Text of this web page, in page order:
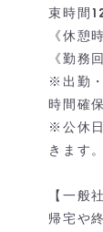
束時間
《休憩
《勤務
※出勤
時間確
※公休
きます。
【一般
帰宅や